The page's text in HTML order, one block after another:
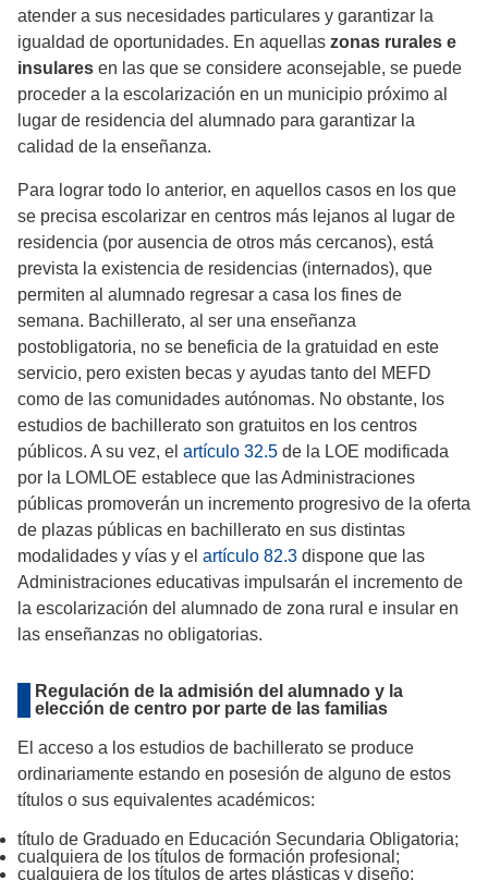
atender a sus necesidades particulares y garantizar la
igualdad de oportunidades. En aquellas zonas rurales e
insulares en las que se considere aconsejable, se puede
proceder a la escolarización en un municipio próximo al
lugar de residencia del alumnado para garantizar la
calidad de la enseñanza.
Para lograr todo lo anterior, en aquellos casos en los que
se precisa escolarizar en centros más lejanos al lugar de
residencia (por ausencia de otros más cercanos), está
prevista la existencia de residencias (internados), que
permiten al alumnado regresar a casa los fines de
semana. Bachillerato, al ser una enseñanza
postobligatoria, no se beneficia de la gratuidad en este
servicio, pero existen becas y ayudas tanto del MEFD
como de las comunidades autónomas. No obstante, los
estudios de bachillerato son gratuitos en los centros
públicos. A su vez, el artículo 32.5 de la LOE modificada
por la LOMLOE establece que las Administraciones
públicas promoverán un incremento progresivo de la oferta
de plazas públicas en bachillerato en sus distintas
modalidades y vías y el artículo 82.3 dispone que las
Administraciones educativas impulsarán el incremento de
la escolarización del alumnado de zona rural e insular en
las enseñanzas no obligatorias.
Regulación de la admisión del alumnado y la
elección de centro por parte de las familias
El acceso a los estudios de bachillerato se produce
ordinariamente estando en posesión de alguno de estos
títulos o sus equivalentes académicos:
título de Graduado en Educación Secundaria Obligatoria;
cualquiera de los títulos de formación profesional;
cualquiera de los títulos de artes plásticas y diseño;